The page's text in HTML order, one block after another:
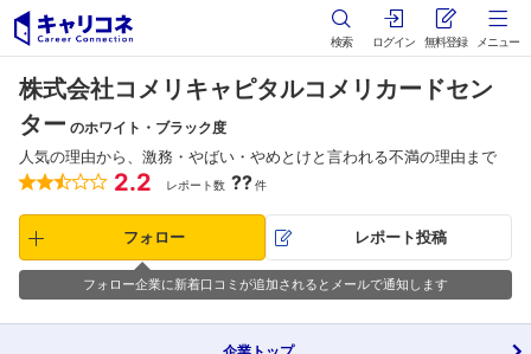
検索 ログイン 無料登録 メニュー
株式会社コメリキャピタルコメリカードセン
ター のホワイト・ブラック度
人気の理由から、激務・やばい・やめとけと言われる不満の理由まで
2.2 レポート数 ??件
フォロー レポート投稿
フォロー企業に新着口コミが追加されるとメールで通知します
企業 トップ